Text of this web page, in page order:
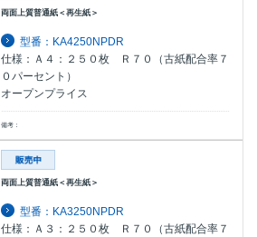
両面上質普通紙＜再生紙＞
型番：KA4250NPDR
仕様：Ａ４：２５０枚 Ｒ７０（古紙配合率７
０パーセント）
オープンプライス
備考：
両面上質普通紙＜再生紙＞
型番：KA3250NPDR
仕様：Ａ３：２５０枚 Ｒ７０（古紙配合率７